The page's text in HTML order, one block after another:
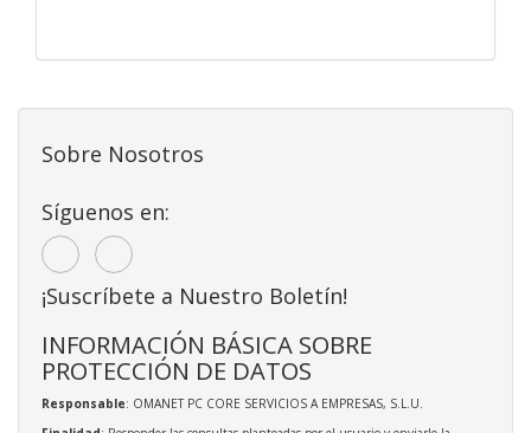
Sobre Nosotros
Síguenos en:
¡Suscríbete a Nuestro Boletín!
INFORMACIÓN BÁSICA SOBRE
PROTECCIÓN DE DATOS
Responsable: OMANET PC CORE SERVICIOS A EMPRESAS, S.L.U.